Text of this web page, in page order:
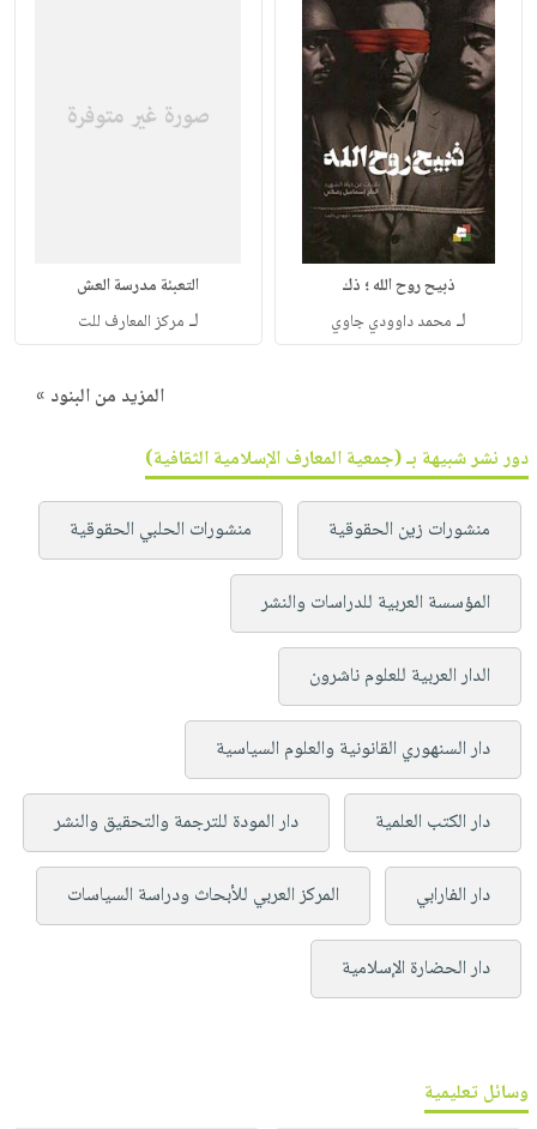
ذبيح روح الله ؛ ذك
لـ محمد داوودي جاوي
التعبئة مدرسة العش
لـ مركز المعارف للت
المزيد من البنود »
دور نشر شبيهة بـ (جمعية المعارف الإسلامية الثقافية)
منشورات زين الحقوقية منشورات الحلبي الحقوقية
المؤسسة العربية للدراسات والنشر
الدار العربية للعلوم ناشرون
دار السنهوري القانونية والعلوم السياسية
دار الكتب العلمية دار المودة للترجمة والتحقيق والنشر
دار الفارابي المركز العربي للأبحاث ودراسة السياسات
دار الحضارة الإسلامية
وسائل تعليمية